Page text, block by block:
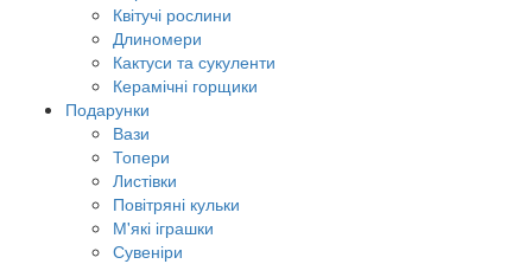
Квітучі рослини
Длиномери
Кактуси та сукуленти
Керамічні горщики
Подарунки
Вази
Топери
Листівки
Повітряні кульки
М'які іграшки
Сувеніри